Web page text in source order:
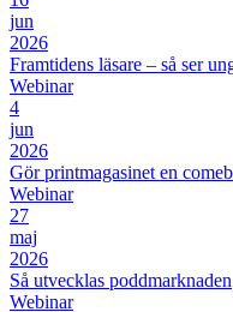
jun
2026
Framtidens läsare – så ser
Webinar
4
jun
2026
Gör printmagasinet en
Webinar
27
maj
2026
Så utvecklas poddmarknaden
Webinar